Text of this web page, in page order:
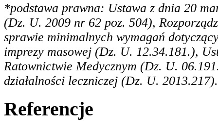
*podstawa prawna: Ustawa z dnia 20
(Dz. U. 2009 nr 62 poz. 504),
sprawie minimalnych wymagań
imprezy masowej (Dz. U. 12.34.181.),
Ratownictwie Medycznym (Dz. U.
działalności leczniczej (Dz. U. 2013.217).
Referencje